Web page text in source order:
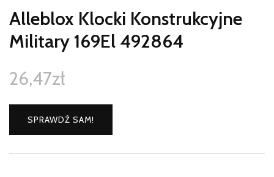
Alleblox Klocki Konstrukcyjne
Military 169El 492864
26,47zł
SPRAWDŹ SAM!